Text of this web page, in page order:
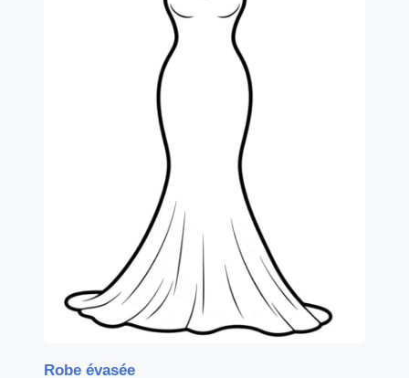
Robe évasée